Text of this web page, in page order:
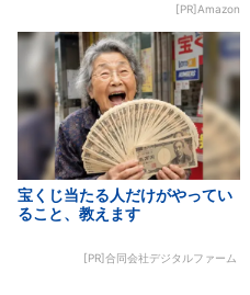
[PR]Amazon
宝くじ当たる人だけがやってい
ること、教えます
[PR]合同会社デジタルファーム